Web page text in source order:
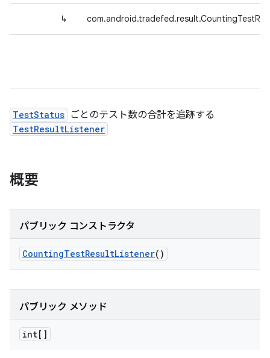
↳
TestStatus ごとのテスト数の合計を追跡する
TestResultListener
概要
パブリック コンストラクタ
CountingTestResultListener()
パブリック メソッド
int[]